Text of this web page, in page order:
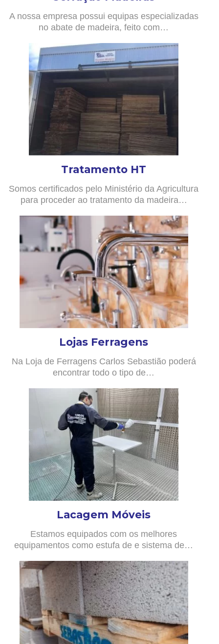
A nossa empresa possui equipas especializadas
no abate de madeira, feito com…
Tratamento HT
Somos certificados pelo Ministério da Agricultura
para proceder ao tratamento da madeira…
Lojas Ferragens
Na Loja de Ferragens Carlos Sebastião poderá
encontrar todo o tipo de…
Lacagem Móveis
Estamos equipados com os melhores
equipamentos como estufa de e sistema de…